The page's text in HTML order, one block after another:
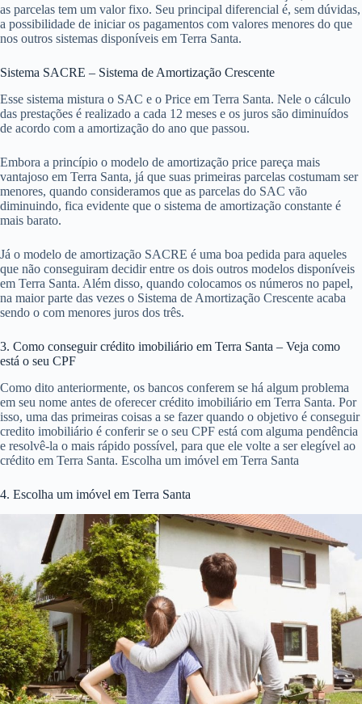
as parcelas tem um valor fixo. Seu principal diferencial é, sem dúvidas,
a possibilidade de iniciar os pagamentos com valores menores do que
nos outros sistemas disponíveis em Terra Santa.
Sistema SACRE – Sistema de Amortização Crescente
Esse sistema mistura o SAC e o Price em Terra Santa. Nele o cálculo
das prestações é realizado a cada 12 meses e os juros são diminuídos
de acordo com a amortização do ano que passou.
Embora a princípio o modelo de amortização price pareça mais
vantajoso em Terra Santa, já que suas primeiras parcelas costumam ser
menores, quando consideramos que as parcelas do SAC vão
diminuindo, fica evidente que o sistema de amortização constante é
mais barato.
Já o modelo de amortização SACRE é uma boa pedida para aqueles
que não conseguiram decidir entre os dois outros modelos disponíveis
em Terra Santa. Além disso, quando colocamos os números no papel,
na maior parte das vezes o Sistema de Amortização Crescente acaba
sendo o com menores juros dos três.
3. Como conseguir crédito imobiliário em Terra Santa – Veja como
está o seu CPF
Como dito anteriormente, os bancos conferem se há algum problema
em seu nome antes de oferecer crédito imobiliário em Terra Santa. Por
isso, uma das primeiras coisas a se fazer quando o objetivo é conseguir
credito imobiliário é conferir se o seu CPF está com alguma pendência
e resolvê-la o mais rápido possível, para que ele volte a ser elegível ao
crédito em Terra Santa. Escolha um imóvel em Terra Santa
4. Escolha um imóvel em Terra Santa